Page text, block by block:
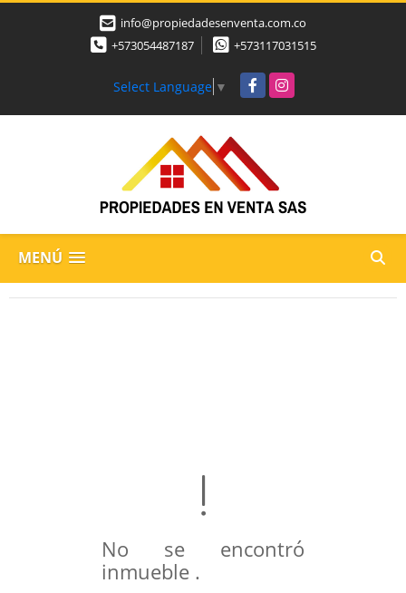
info@propiedadesenventa.com.co
+573054487187
+573117031515
Select Language ▼ FacebookInstagram
MENÚ
No se encontró
inmueble .